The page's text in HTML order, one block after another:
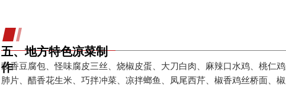
五、地方特色凉菜制
作
豉香豆腐包、怪味腐皮三丝、烧椒皮蛋、大刀白肉、麻辣口水鸡、桃仁
肺片、醋香花生米、巧拌冲菜、凉拌螂鱼、凤尾西芹、椒香鸡丝桥面、椒